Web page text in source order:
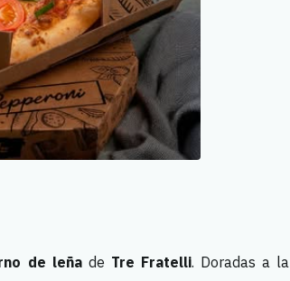
de leñade Tre Fratelli. Doradas a la